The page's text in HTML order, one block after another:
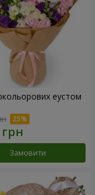
еустом
Замовити